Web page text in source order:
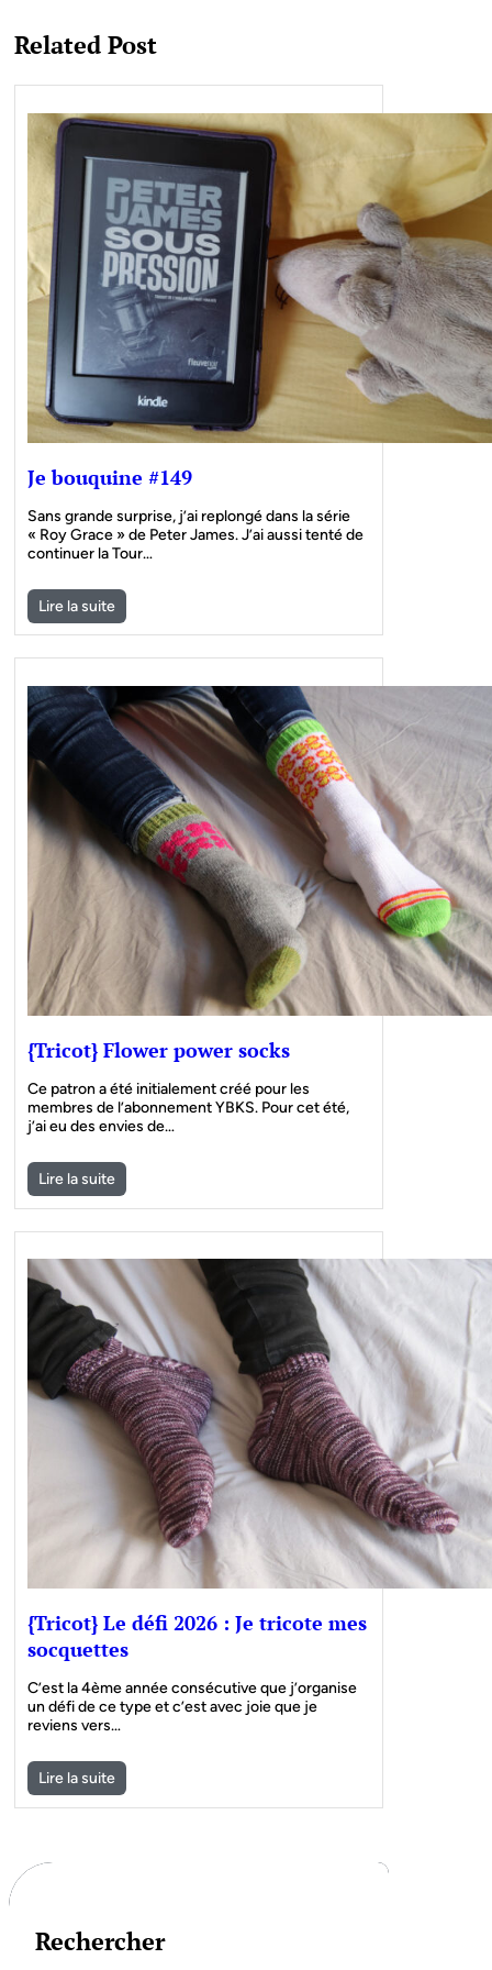
Related Post
Je bouquine #149
Sans grande surprise, j’ai replongé dans la série
« Roy Grace » de Peter James. J’ai aussi tenté de
continuer la Tour…
Lire la suite
{Tricot} Flower power socks
Ce patron a été initialement créé pour les
membres de l’abonnement YBKS. Pour cet été,
j’ai eu des envies de…
Lire la suite
{Tricot} Le défi 2026 : Je tricote mes
socquettes
C’est la 4ème année consécutive que j’organise
un défi de ce type et c’est avec joie que je
reviens vers…
Lire la suite
Rechercher